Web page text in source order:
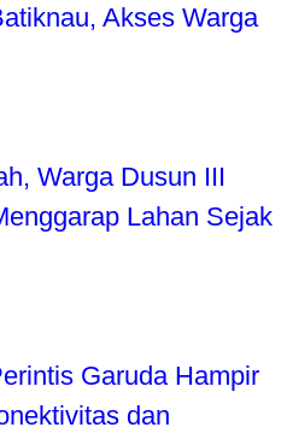
Akses Warga
Warga Dusun III
Lahan Sejak
Garuda Hampir
dan